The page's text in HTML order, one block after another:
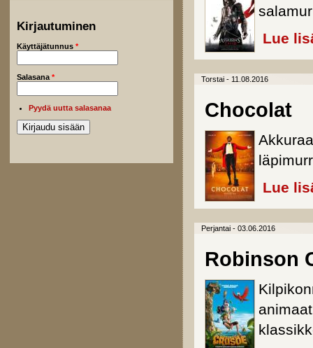
Kirjautuminen
Käyttäjätunnus *
Salasana *
Pyydä uutta salasanaa
Lue
Torstai - 11.08.2016
Chocolat
Lue
Perjantai - 03.06.2016
Robinson